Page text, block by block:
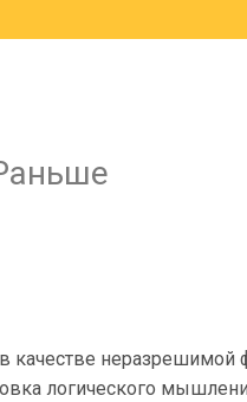
качестве неразрешимой
логического